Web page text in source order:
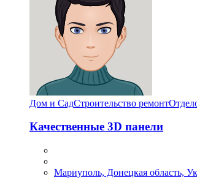
Дом и СадСтроительство ремонт
Качественные 3D панели
Мариуполь, Донецкая область,